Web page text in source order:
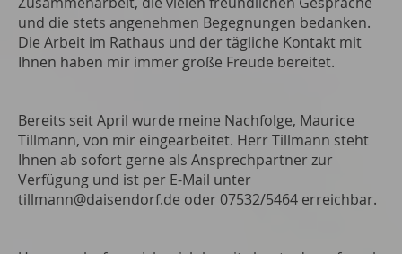
und die stets angenehmen Begegnungen bedanken.
Die Arbeit im Rathaus und der tägliche Kontakt mit
Ihnen haben mir immer große Freude bereitet.
Bereits seit April wurde meine Nachfolge, Maurice
Tillmann, von mir eingearbeitet. Herr Tillmann steht
Ihnen ab sofort gerne als Ansprechpartner zur
Verfügung und ist per E-Mail unter
tillmann@daisendorf.de oder 07532/5464 erreichbar.